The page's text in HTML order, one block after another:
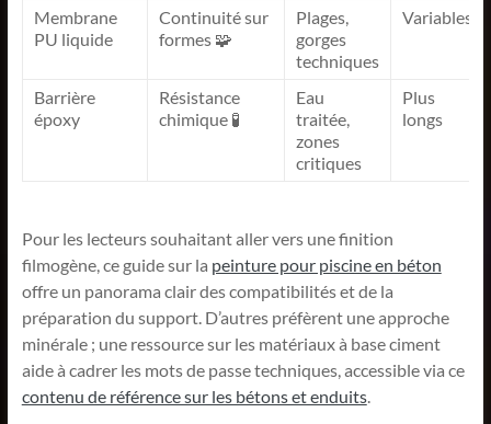
Membrane
PU liquide
Continuité sur
formes 🧩
Plages,
gorges
techniques
Variables
Barrière
époxy
Résistance
chimique 🧪
Eau
traitée,
zones
critiques
Plus
longs
Pour les lecteurs souhaitant aller vers une finition
filmogène, ce guide sur la peinture pour piscine en béton
offre un panorama clair des compatibilités et de la
préparation du support. D’autres préfèrent une approche
minérale ; une ressource sur les matériaux à base ciment
aide à cadrer les mots de passe techniques, accessible via ce
contenu de référence sur les bétons et enduits.